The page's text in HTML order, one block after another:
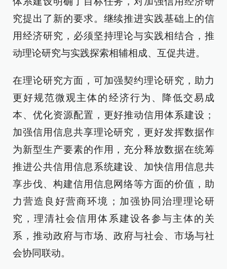
究提出了新的要求。继续推进实践基础上的信
用经济研究，必须坚持理论与实践相结合，推
动理论研究与实践探索相辅相成、互促共进。
在理论研究方面，可加强契约理论研究，助力
更好规范微观主体的经济行为、降低交易成
本、优化资源配置，更好推动信用体系建设；
加强信用信息共享理论研究，更好发挥数据作
为新型生产要素的作用，充分释放数据在统筹
推进公共信用信息系统建设、加快信用信息共
享步伐、构建信用信息网络等方面的价值，助
力营造良好营商环境；加强协同治理理论研
究，理清社会信用体系建设各参与主体的关
系，推动政府与市场、政府与社会、市场与社
会协同联动。